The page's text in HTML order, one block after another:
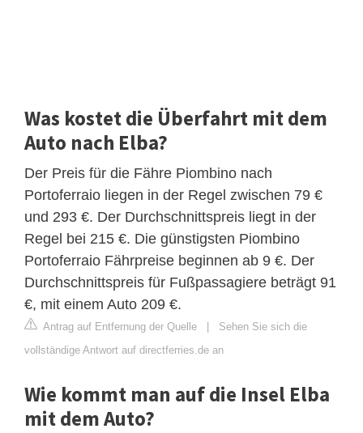
Was kostet die Überfahrt mit dem
Auto nach Elba?
Der Preis für die Fähre Piombino nach
Portoferraio liegen in der Regel zwischen 79 €
und 293 €. Der Durchschnittspreis liegt in der
Regel bei 215 €. Die günstigsten Piombino
Portoferraio Fährpreise beginnen ab 9 €. Der
Durchschnittspreis für Fußpassagiere beträgt 91
€, mit einem Auto 209 €.
Antrag auf Entfernung der Quelle
Sehen Sie sich die
vollständige Antwort auf directferries.de an
Wie kommt man auf die Insel Elba
mit dem Auto?